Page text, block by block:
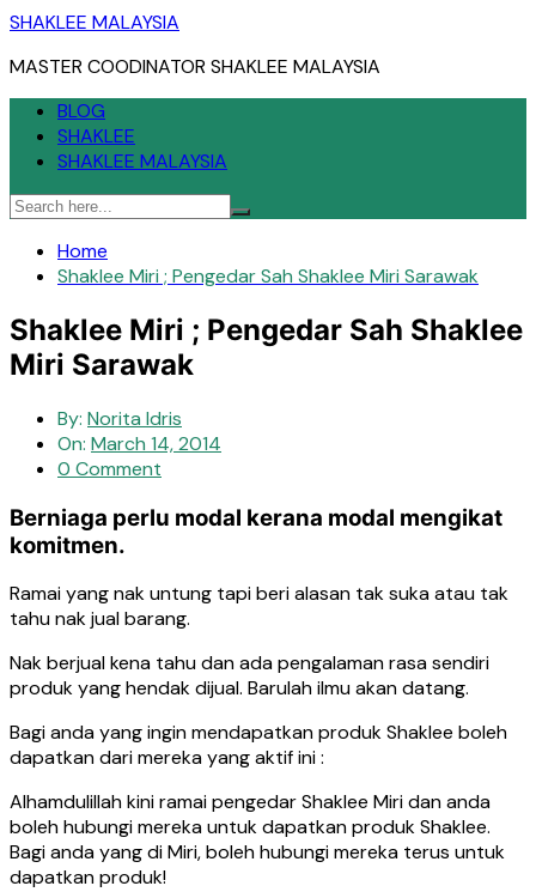
Skip
content
SHAKLEE MALAYSIA
MASTER COODINATOR SHAKLEE MALAYSIA
BLOG
SHAKLEE
SHAKLEE MALAYSIA
Home
Shaklee Miri ; Pengedar Sah Shaklee Miri Sarawak
Shaklee Miri ; Pengedar Sah Shaklee
Miri Sarawak
By: Norita Idris
On: March 14, 2014
0 Comment
Berniaga perlu modal kerana modal mengikat
komitmen.
Ramai yang nak untung tapi beri alasan tak suka atau tak
tahu nak jual barang.
Nak berjual kena tahu dan ada pengalaman rasa sendiri
produk yang hendak dijual. Barulah ilmu akan datang.
Bagi anda yang ingin mendapatkan produk Shaklee boleh
dapatkan dari mereka yang aktif ini :
Alhamdulillah kini ramai pengedar Shaklee Miri dan anda
boleh hubungi mereka untuk dapatkan produk Shaklee.
Bagi anda yang di Miri, boleh hubungi mereka terus untuk
dapatkan produk!